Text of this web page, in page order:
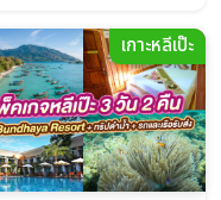
เกาะหลีเป๊ะ